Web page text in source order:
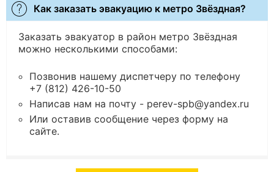
Как заказать эвакуацию к метро Звёздная?
Заказать эвакуатор в район метро Звёздная
можно несколькими способами:
Позвонив нашему диспетчеру по телефону
+7 (812) 426-10-50
Написав нам на почту - perev-spb@yandex.ru
Или оставив сообщение через форму на
сайте.